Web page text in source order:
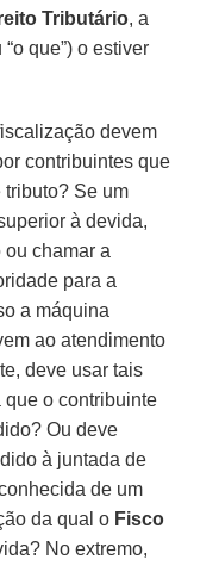
Tributário, a
que”) o estiver
devem
contribuintes que
tributo? Se um
à devida,
chamar a
para a
a máquina
ao atendimento
deve usar tais
que o contribuinte
Ou deve
à juntada de
de um
da qual o Fisco
No extremo,